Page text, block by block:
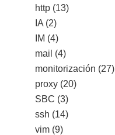
http (13)
IA (2)
IM (4)
mail (4)
monitorización (27)
proxy (20)
SBC (3)
ssh (14)
vim (9)